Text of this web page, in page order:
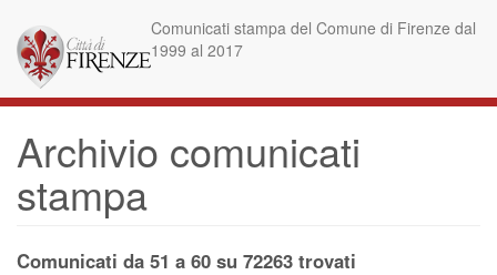
contenuto
principale
Comunicati stampa del Comune di Firenze dal
1999 al 2017
Archivio comunicati
stampa
Comunicati da 51 a 60 su 72263 trovati